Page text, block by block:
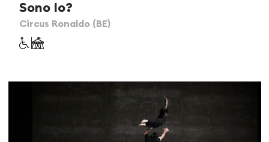
Sono Io?
Circus Ronaldo (BE)